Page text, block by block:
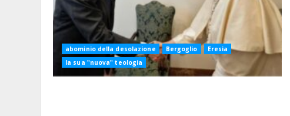
abominio della desolazione Bergoglio
Eresia
la sua "nuova" teologia